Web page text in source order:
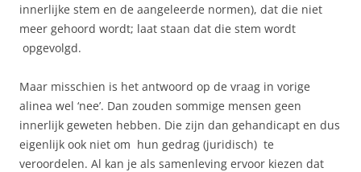
innerlijke stem en de aangeleerde normen), dat die niet
meer gehoord wordt; laat staan dat die stem wordt
opgevolgd.
Maar misschien is het antwoord op de vraag in vorige
alinea wel ‘nee’. Dan zouden sommige mensen geen
innerlijk geweten hebben. Die zijn dan gehandicapt en dus
eigenlijk ook niet om hun gedrag (juridisch) te
veroordelen. Al kan je als samenleving ervoor kiezen dat